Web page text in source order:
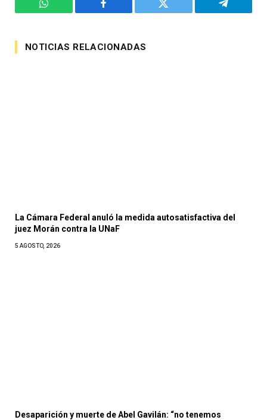
WhatsApp Facebook Twitter Telegram
NOTICIAS RELACIONADAS
La Cámara Federal anuló la medida autosatisfactiva del
juez Morán contra la UNaF
5 AGOSTO, 2026
Desaparición y muerte de Abel Gavilán: “no tenemos